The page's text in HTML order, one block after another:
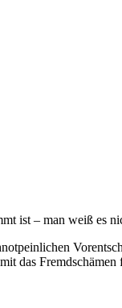
ist – man weiß es
das